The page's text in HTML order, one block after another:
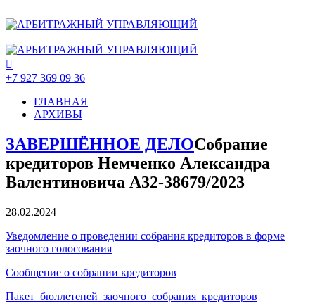
+7 927 369 09 36
ГЛАВНАЯ
АРХИВЫ
ЗАВЕРШЁННОЕ ДЕЛОСобрание
кредиторов Немченко Александра
Валентиновича А32-38679/2023
28.02.2024
Уведомление о проведении собрания кредиторов в форме
заочного голосования
Сообщение о собрании кредиторов
Пакет_бюллетеней_заочного_собрания_кредиторов